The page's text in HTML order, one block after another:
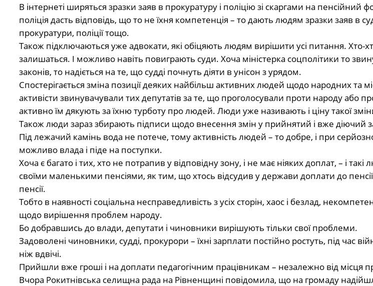
В інтернеті ширяться зразки заяв в прокуратуру і поліцію зі скаргами на
поліція дасть відповідь, що то не їхня компетенція – то дають людям зразки заяв в
прокуратури, поліції тощо.
Також підключаються уже адвокати, які обіцяють людям вирішити усі питання. Хто-
залишаться. І можливо навіть повиграють суди. Хоча міністерка соцполітики то
законів, то надіється на те, що судді почнуть діяти в унісон з урядом.
Спостерігається зміна позиції деяких найбільш активних людей щодо народних та
активісти звинувачували тих депутатів за те, що проголосували проти народу або
активно їм дякують за їхню турботу про людей. Люди уже називають і ціну такої зміни
Також люди зараз збирають підписи щодо внесення змін у прийнятий і вже діючий
Під лежачий камінь вода не потече, тому активність людей – то добре, і при
можливо влада і піде на поступки.
Хоча є багато і тих, хто не потрапив у відповідну зону, і не має ніяких доплат, – і
своїми маленькими пенсіями, як тим, що хтось відсудив у держави доплати до
пенсії.
Тобто в наявності соціальна несправедливість з усіх сторін, хаос і безлад,
щодо вирішення проблем народу.
Бо добравшись до влади, депутати і чиновники вирішують тільки свої проблеми.
Задоволені чиновники, судді, прокурори – їхні зарплати постійно ростуть, під час
ніж вдвічі.
Прийшли вже гроші і на доплати педагогічним працівникам – незалежно від місця
Вчора Рокитнівська селищна рада на Рівненщині повідомила, що на громаду